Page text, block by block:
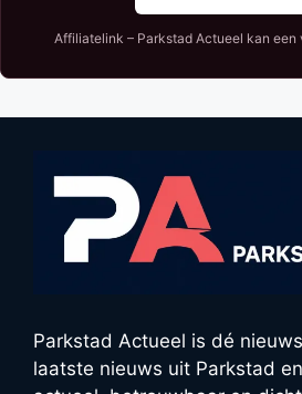
Affiliatelink – Parkstad Actueel kan een
Parkstad Actueel is dé
laatste nieuws uit Parkstad